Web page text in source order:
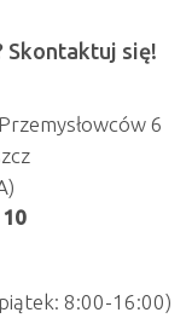
Skontaktuj się!
6
8:00-16:00)